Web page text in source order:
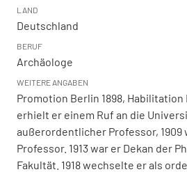
LAND
Deutschland
BERUF
Archäologe
WEITERE ANGABEN
Promotion Berlin 1898, Habilitation
erhielt er einem Ruf an die
außerordentlicher Professor,
Professor. 1913 war er Dekan der
Fakultät. 1918 wechselte er als